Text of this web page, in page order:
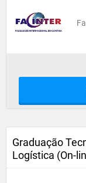
Graduação
Logística (On-